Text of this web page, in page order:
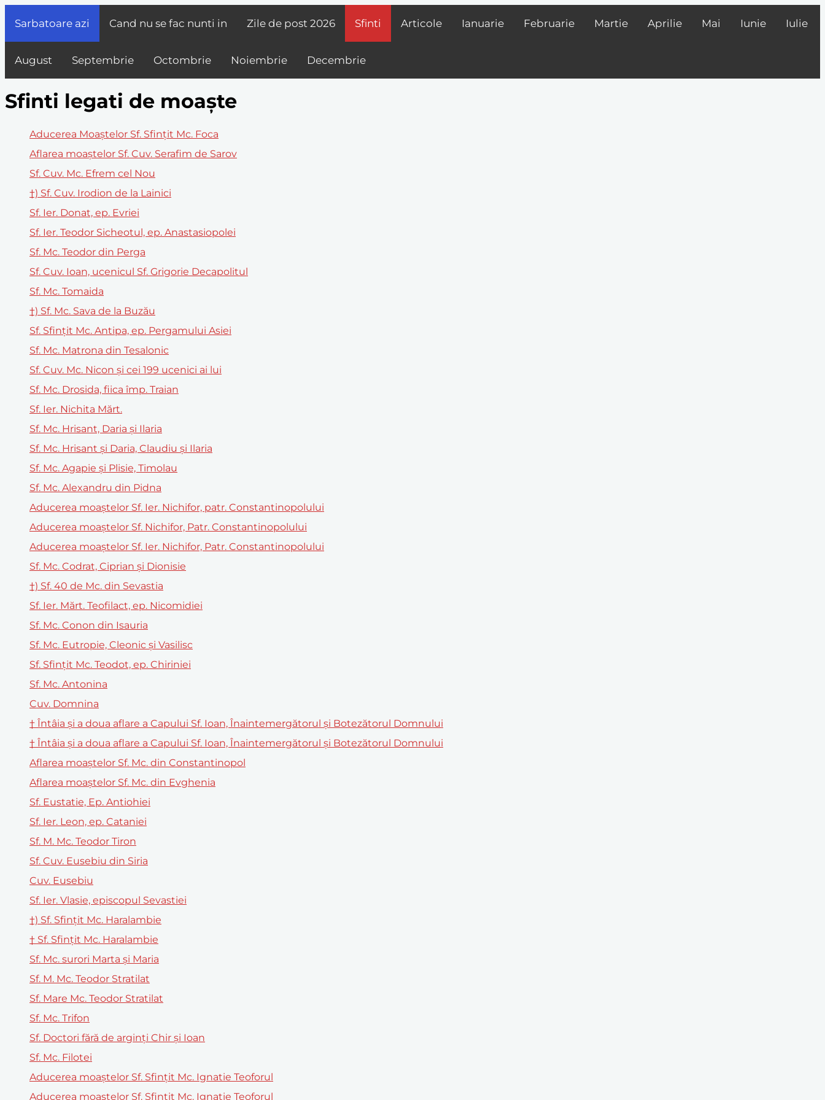
Sarbatoare azi Cand nu se fac nunti in Zile de post 2026 Sfinti Articole Ianuarie Februarie Martie Aprilie Mai Iunie Iulie
August Septembrie Octombrie Noiembrie Decembrie
Sfinti legati de moaște
Aducerea Moaștelor Sf. Sfințit Mc. Foca
Aflarea moaștelor Sf. Cuv. Serafim de Sarov
Sf. Cuv. Mc. Efrem cel Nou
†) Sf. Cuv. Irodion de la Lainici
Sf. Ier. Donat, ep. Evriei
Sf. Ier. Teodor Sicheotul, ep. Anastasiopolei
Sf. Mc. Teodor din Perga
Sf. Cuv. Ioan, ucenicul Sf. Grigorie Decapolitul
Sf. Mc. Tomaida
†) Sf. Mc. Sava de la Buzău
Sf. Sfințit Mc. Antipa, ep. Pergamului Asiei
Sf. Mc. Matrona din Tesalonic
Sf. Cuv. Mc. Nicon şi cei 199 ucenici ai lui
Sf. Mc. Drosida, fiica împ. Traian
Sf. Ier. Nichita Mărt.
Sf. Mc. Hrisant, Daria şi Ilaria
Sf. Mc. Hrisant și Daria, Claudiu și Ilaria
Sf. Mc. Agapie și Plisie, Timolau
Sf. Mc. Alexandru din Pidna
Aducerea moaștelor Sf. Ier. Nichifor, patr. Constantinopolului
Aducerea moaştelor Sf. Nichifor, Patr. Constantinopolului
Aducerea moaştelor Sf. Ier. Nichifor, Patr. Constantinopolului
Sf. Mc. Codrat, Ciprian şi Dionisie
†) Sf. 40 de Mc. din Sevastia
Sf. Ier. Mărt. Teofilact, ep. Nicomidiei
Sf. Mc. Conon din Isauria
Sf. Mc. Eutropie, Cleonic și Vasilisc
Sf. Sfințit Mc. Teodot, ep. Chiriniei
Sf. Mc. Antonina
Cuv. Domnina
† Întâia și a doua aflare a Capului Sf. Ioan, Înaintemergătorul și Botezătorul Domnului
† Întâia și a doua aflare a Capului Sf. Ioan, Înaintemergătorul și Botezătorul Domnului
Aflarea moaștelor Sf. Mc. din Constantinopol
Aflarea moaştelor Sf. Mc. din Evghenia
Sf. Eustatie, Ep. Antiohiei
Sf. Ier. Leon, ep. Cataniei
Sf. M. Mc. Teodor Tiron
Sf. Cuv. Eusebiu din Siria
Cuv. Eusebiu
Sf. Ier. Vlasie, episcopul Sevastiei
†) Sf. Sfinţit Mc. Haralambie
† Sf. Sfinţit Mc. Haralambie
Sf. Mc. surori Marta şi Maria
Sf. M. Mc. Teodor Stratilat
Sf. Mare Mc. Teodor Stratilat
Sf. Mc. Trifon
Sf. Doctori fără de arginţi Chir şi Ioan
Sf. Mc. Filotei
Aducerea moaştelor Sf. Sfinţit Mc. Ignatie Teoforul
Aducerea moaștelor Sf. Sfințit Mc. Ignatie Teoforul